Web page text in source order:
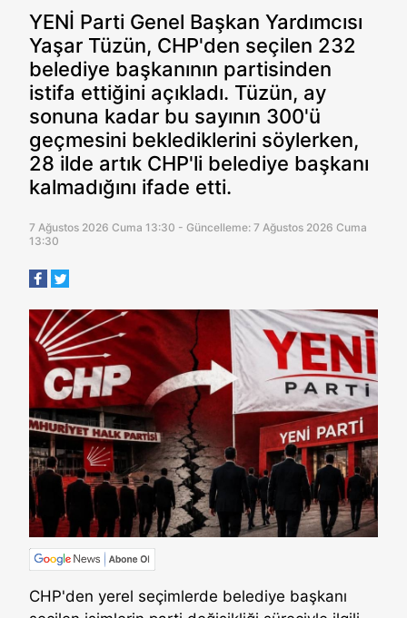
YENİ Parti Genel Başkan Yardımcısı
Yaşar Tüzün, CHP'den seçilen 232
belediye başkanının partisinden
istifa ettiğini açıkladı. Tüzün, ay
sonuna kadar bu sayının 300'ü
geçmesini beklediklerini söylerken,
28 ilde artık CHP'li belediye başkanı
kalmadığını ifade etti.
7 Ağustos 2026 Cuma 13:30 - Güncelleme: 7 Ağustos 2026 Cuma
13:30
CHP'den yerel seçimlerde belediye başkanı